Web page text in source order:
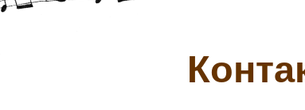
+7 920 395 26 95